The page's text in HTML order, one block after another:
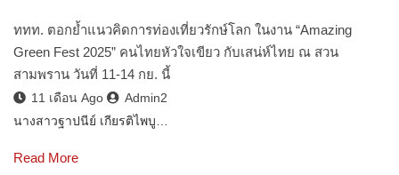
ททท. ตอกย้ำแนวคิดการท่องเที่ยวรักษ์โลก ในงาน “Amazing
Green Fest 2025” คนไทยหัวใจเขียว กับเสน่ห์ไทย ณ สวน
สามพราน วันที่ 11-14 กย. นี้
11 เดือน Ago
Admin2
นางสาวฐาปนีย์ เกียรติไพบู…
Read More